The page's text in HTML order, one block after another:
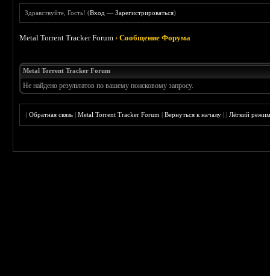
Здравствуйте, Гость! (Вход —Зарегистрироваться)
Metal Torrent Tracker Forum ›Сообщение Форума
Metal Torrent Tracker Forum
Не найдено результатов по вашему поисковому запросу.
|Обратная связь |Metal Torrent Tracker Forum |Вернуться к началу ||Лёгкий